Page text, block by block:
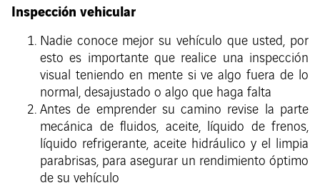
Inspección vehicular
Nadie conoce mejor su vehículo que usted, por
esto es importante que realice una inspección
visual teniendo en mente si ve algo fuera de lo
normal, desajustado o algo que haga falta
Antes de emprender su camino revise la parte
mecánica de fluidos, aceite, líquido de frenos,
líquido refrigerante, aceite hidráulico y el limpia
parabrisas, para asegurar un rendimiento óptimo
de su vehículo